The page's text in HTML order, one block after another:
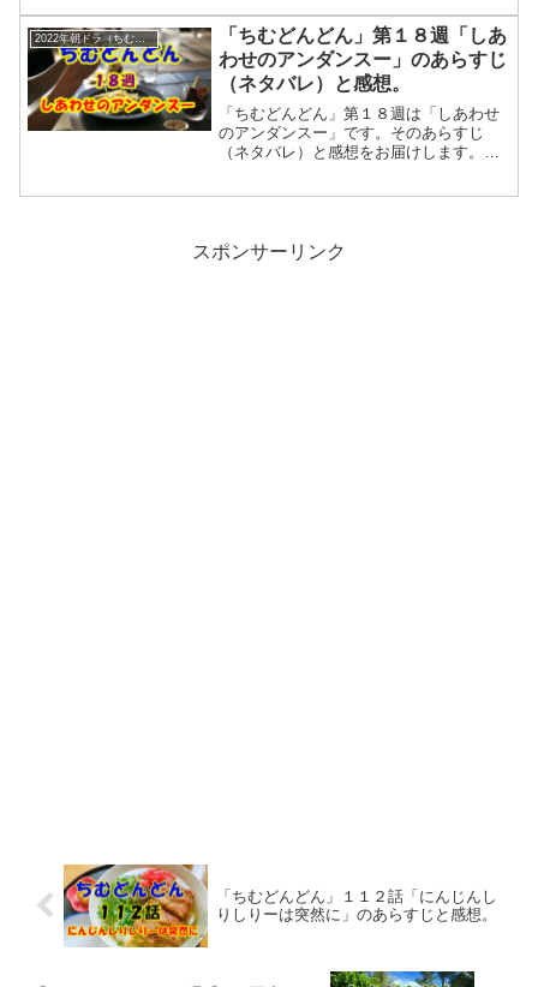
いうのも、「運天製麺」からの連絡でオ
リジナル麺が機械故障で納品できないと
言うのです。「ちむどんどん」１２４話
「やんばるちむどんどん」のあらすじ。
放送日：９月２９日徹夜作業で暢子たち
はオリジナル麺を作りました。そして
「やん...
2022年朝ドラ（ちむどんどん）
「ちむどんどん」第１８週「しあ
わせのアンダンスー」のあらすじ
（ネタバレ）と感想。
「ちむどんどん」第１８週は「しあわせ
のアンダンスー」です。そのあらすじ
（ネタバレ）と感想をお届けします。三
スポンサーリンク
「ちむどんどん」１１２話「にんじんし
りしりーは突然に」のあらすじと感想。